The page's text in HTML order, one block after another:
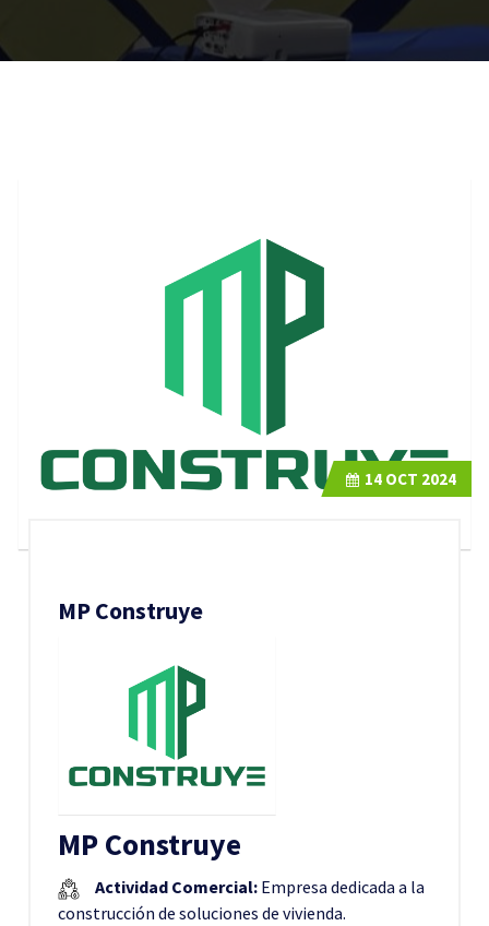
MP Construye
14 OCT 2024
MP Construye
Actividad Comercial: Empresa dedicada a la
construcción de soluciones de vivienda.